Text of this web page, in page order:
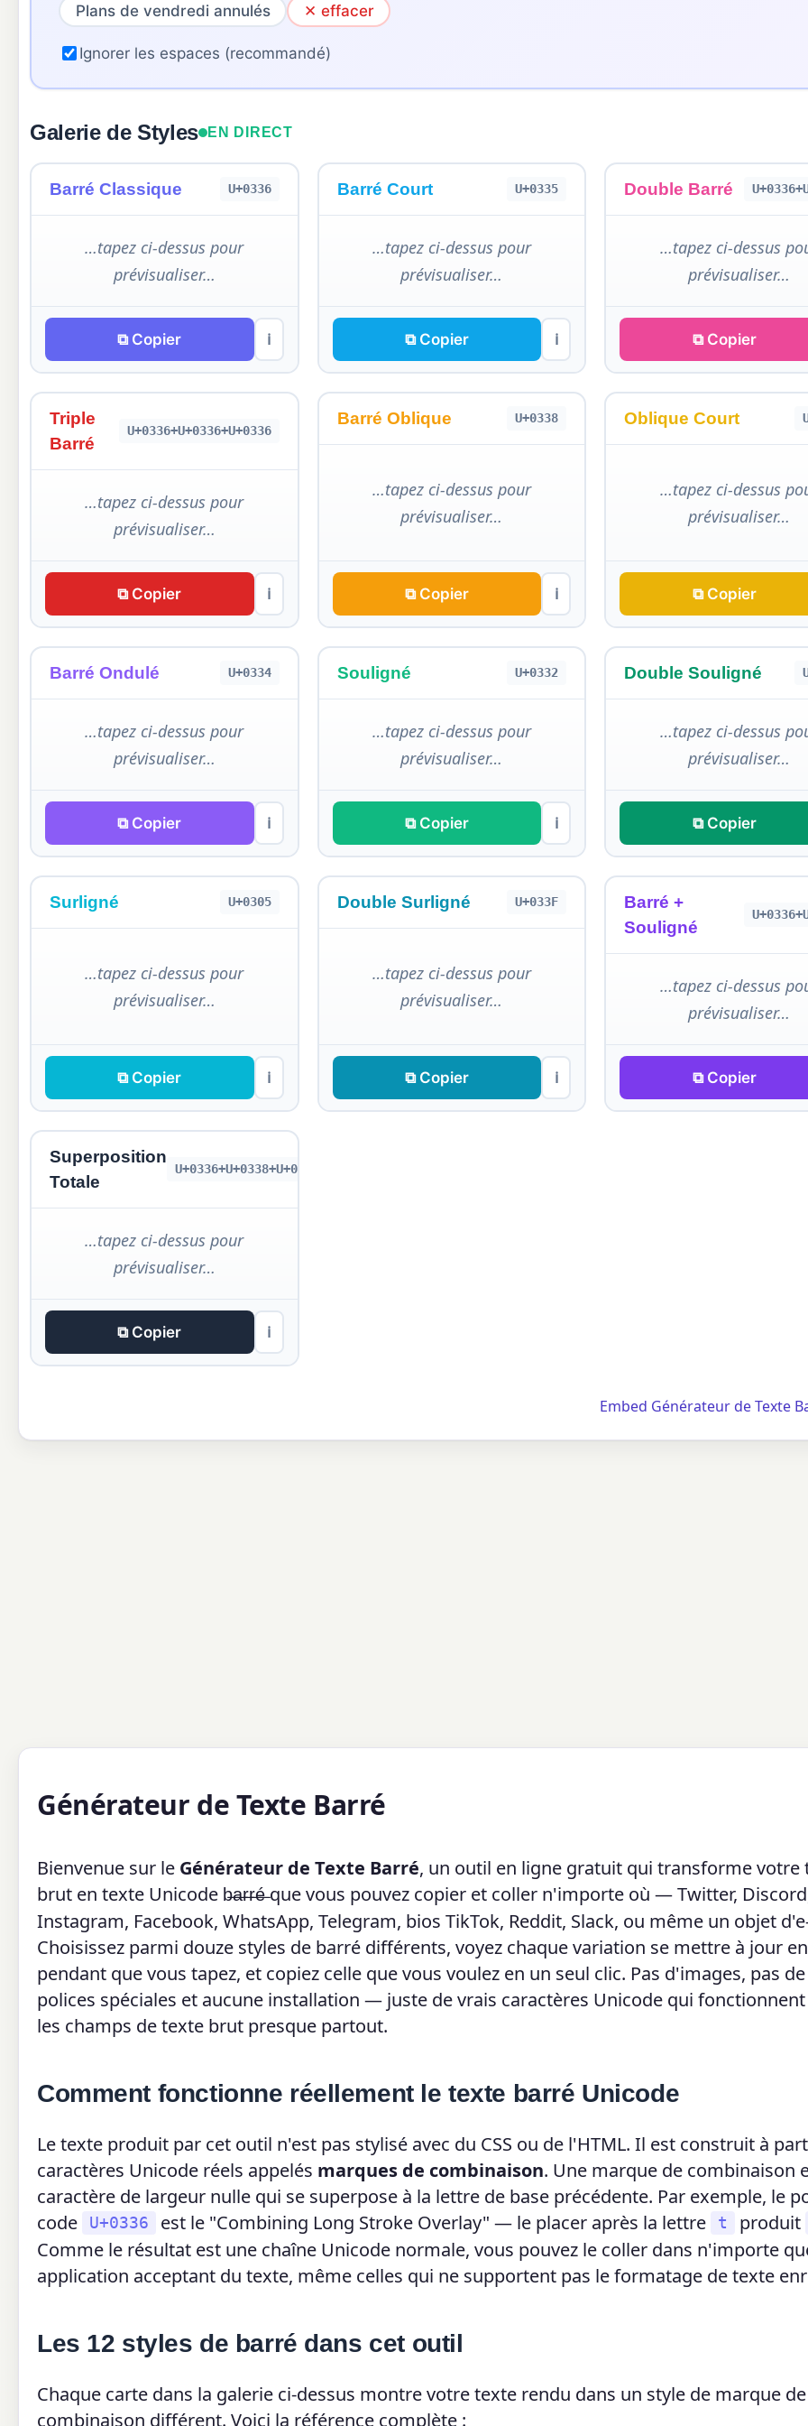
Plans de vendredi annulés ✕ effacer
Ignorer les espaces (recommandé)
Galerie de Styles EN DIRECT
Barré Classique U+0336
…tapez ci-dessus pour
prévisualiser…
⧉ Copier ℹ
Barré Court U+0335
…tapez ci-dessus pour
prévisualiser…
⧉ Copier ℹ
Double Barré
…tapez ci-dessus
prévisualiser…
⧉ Copier
Triple
Barré
U+0336+U+0336+U+0336
…tapez ci-dessus pour
prévisualiser…
⧉ Copier ℹ
Barré Oblique U+0338
…tapez ci-dessus pour
prévisualiser…
⧉ Copier ℹ
Oblique Court
…tapez ci-dessus
prévisualiser…
⧉ Copier
Barré Ondulé U+0334
…tapez ci-dessus pour
prévisualiser…
⧉ Copier ℹ
Souligné U+0332
…tapez ci-dessus pour
prévisualiser…
⧉ Copier ℹ
Double Souligné
…tapez ci-dessus
prévisualiser…
⧉ Copier
Surligné U+0305
…tapez ci-dessus pour
prévisualiser…
⧉ Copier ℹ
Double Surligné U+033F
…tapez ci-dessus pour
prévisualiser…
⧉ Copier ℹ
Barré +
Souligné
…tapez ci-dessus
prévisualiser…
⧉ Copier
Superposition
Totale
U+0336+U+0338+U+0332+U+0305
…tapez ci-dessus pour
prévisualiser…
⧉ Copier ℹ
Embed Générateur de Texte
Générateur de Texte Barré
Bienvenue sur le Générateur de Texte Barré, un outil en ligne gratuit qui transforme votre
brut en texte Unicode b̶a̶r̶r̶é̶que vous pouvez copier et coller n'importe où — Twitter,
Instagram, Facebook, WhatsApp, Telegram, bios TikTok, Reddit, Slack, ou même un objet
Choisissez parmi douze styles de barré différents, voyez chaque variation se mettre à jour
pendant que vous tapez, et copiez celle que vous voulez en un seul clic. Pas d'images, pas de
polices spéciales et aucune installation — juste de vrais caractères Unicode qui
les champs de texte brut presque partout.
Comment fonctionne réellement le texte barré Unicode
Le texte produit par cet outil n'est pas stylisé avec du CSS ou de l'HTML. Il est construit à
caractères Unicode réels appelés marques de combinaison. Une marque de combinaison
caractère de largeur nulle qui se superpose à la lettre de base précédente. Par exemple, le
code
U+0336 est le "Combining Long Stroke Overlay" — le placer après la lettre t produit
Comme le résultat est une chaîne Unicode normale, vous pouvez le coller dans n'importe
application acceptant du texte, même celles qui ne supportent pas le formatage de texte
Les 12 styles de barré dans cet outil
Chaque carte dans la galerie ci-dessus montre votre texte rendu dans un style de marque de
combinaison différent. Voici la référence complète :